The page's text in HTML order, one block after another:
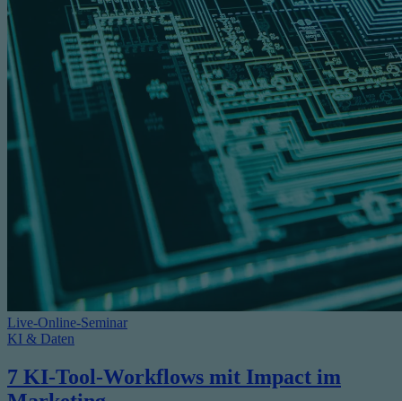
Live-Online-Seminar
KI & Daten
7 KI-Tool-Workflows mit Impact im